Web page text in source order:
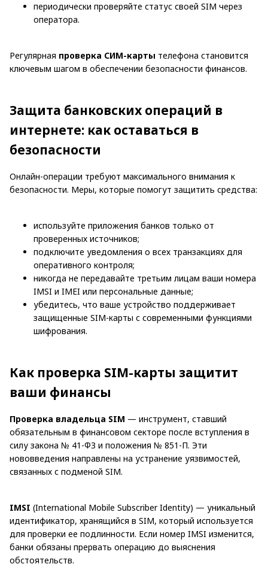
периодически проверяйте статус своей SIM через
оператора.
Регулярная проверка СИМ-карты телефона становится
ключевым шагом в обеспечении безопасности финансов.
Защита банковских операций в
интернете: как оставаться в
безопасности
Онлайн-операции требуют максимального внимания к
безопасности. Меры, которые помогут защитить средства:
используйте приложения банков только от
проверенных источников;
подключите уведомления о всех транзакциях для
оперативного контроля;
никогда не передавайте третьим лицам ваши номера
IMSI и IMEI или персональные данные;
убедитесь, что ваше устройство поддерживает
защищенные SIM-карты с современными функциями
шифрования.
Как проверка SIM-карты защитит
ваши финансы
Проверка владельца SIM — инструмент, ставший
обязательным в финансовом секторе после вступления в
силу закона № 41-ФЗ и положения № 851-П. Эти
нововведения направлены на устранение уязвимостей,
связанных с подменой SIM.
IMSI (International Mobile Subscriber Identity) — уникальный
идентификатор, хранящийся в SIM, который используется
для проверки ее подлинности. Если номер IMSI изменится,
банки обязаны прервать операцию до выяснения
обстоятельств.